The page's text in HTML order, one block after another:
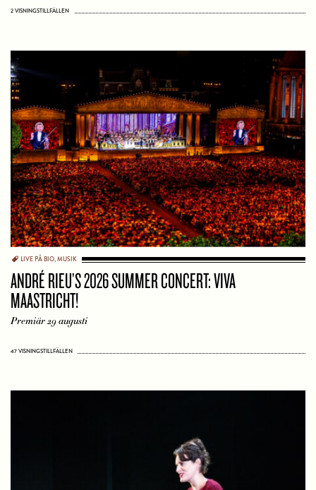
2 VISNINGSTILLFÄLLEN
LIVE PÅ BIO,MUSIK
ANDRÉ RIEU’S 2026 SUMMER CONCERT: VIVA
MAASTRICHT!
Premiär 29 augusti
47 VISNINGSTILLFÄLLEN